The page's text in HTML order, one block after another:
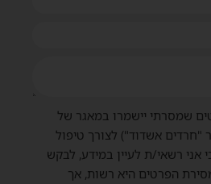
שמסרתי יישמרו במאגר של
אשדוד") לצורך טיפול
אני רשאי/ת לעיין במידע, לבקש
הפרטים היא רשות, אך